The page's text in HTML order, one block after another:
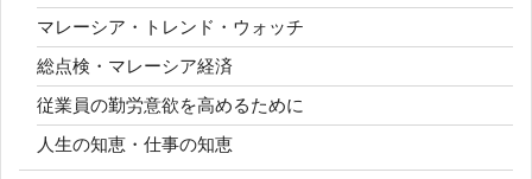
マレーシア・トレンド・ウォッチ
総点検・マレーシア経済
従業員の勤労意欲を高めるために
人生の知恵・仕事の知恵